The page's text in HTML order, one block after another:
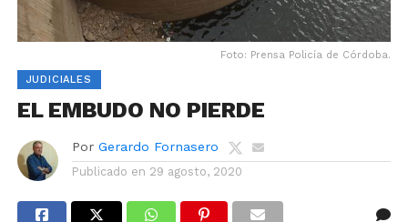
Foto: Prensa Policía de Córdoba.
JUDICIALES
EL EMBUDO NO PIERDE
Por Gerardo Fornasero
Publicado en 29 agosto, 2020